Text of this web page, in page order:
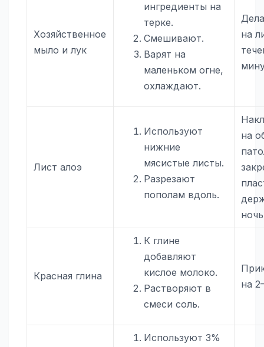
Хозяйственное
мыло и лук
ингредиенты на
терке.
Смешивают.
Варят на
маленьком огне,
охлаждают.
на
Лист алоэ
Используют
нижние
мясистые листы.
Разрезают
пополам вдоль.
на
ночь
Красная глина
К глине
добавляют
кислое молоко.
Растворяют в
смеси соль.
на
Используют 3%